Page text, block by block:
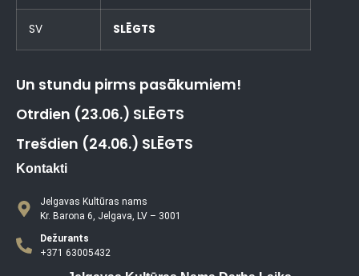
SV SLĒGTS
Un stundu pirms pasākumiem!
Otrdien (23.06.) SLĒGTS
Trešdien (24.06.) SLĒGTS
Kontakti
Jelgavas Kultūras nams
Kr. Barona 6, Jelgava, LV – 3001
Dežurants
+371 63005432